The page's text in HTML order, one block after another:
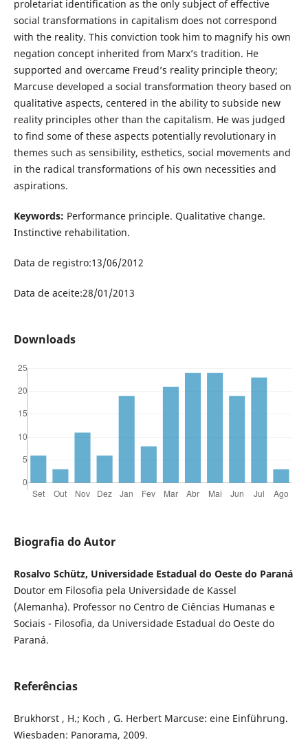
proletariat identification as the only subject of effective
social transformations in capitalism does not correspond
with the reality. This conviction took him to magnify his own
negation concept inherited from Marx’s tradition. He
supported and overcame Freud’s reality principle theory;
Marcuse developed a social transformation theory based on
qualitative aspects, centered in the ability to subside new
reality principles other than the capitalism. He was judged
to find some of these aspects potentially revolutionary in
themes such as sensibility, esthetics, social movements and
in the radical transformations of his own necessities and
aspirations.
Keywords: Performance principle. Qualitative change.
Instinctive rehabilitation.
Data de registro:13/06/2012
Data de aceite:28/01/2013
Downloads
Biografia do Autor
Rosalvo Schütz, Universidade Estadual do Oeste do Paraná
Doutor em Filosofia pela Universidade de Kassel
(Alemanha). Professor no Centro de Ciências Humanas e
Sociais - Filosofia, da Universidade Estadual do Oeste do
Paraná.
Referências
Brukhorst , H.; Koch , G. Herbert Marcuse: eine Einführung.
Wiesbaden: Panorama, 2009.